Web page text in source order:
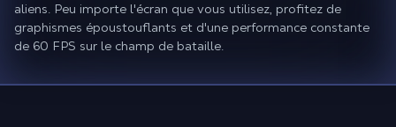
aliens. Peu importe l'écran que vous utilisez, profitez de
graphismes époustouflants et d'une performance constante
de 60 FPS sur le champ de bataille.